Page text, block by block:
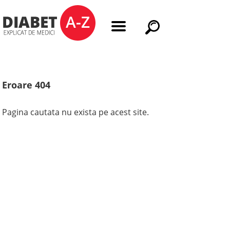
Eroare 404
Pagina cautata nu exista pe acest site.